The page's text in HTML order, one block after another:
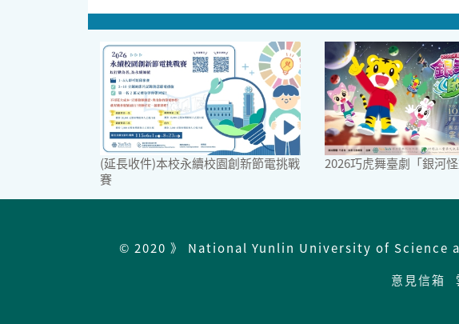
(延長收件)本校永續校園創新節電挑戰
賽
2026巧虎舞臺劇「銀河怪
© 2020 》 National Yunlin University of
意見信箱